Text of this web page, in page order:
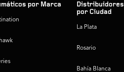
por Marca
Distribuidores
por Ciudad
La Plata
Rosario
Bahía Blanca